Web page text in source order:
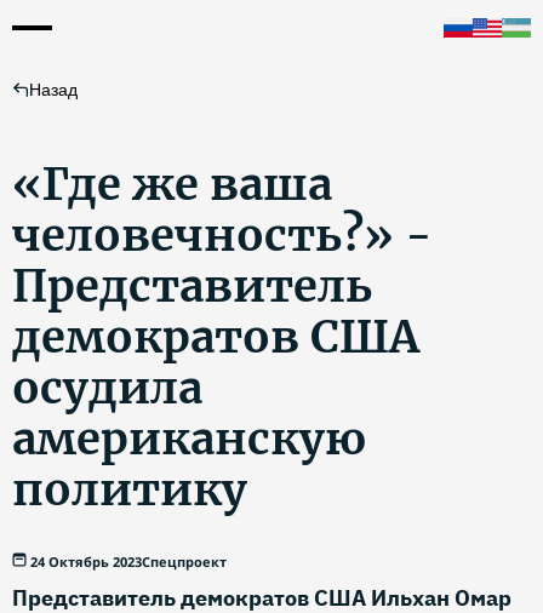
Назад
«Где же ваша
человечность?» -
Представитель
демократов США
осудила
американскую
политику
24 Октябрь 2023Спецпроект
Представитель демократов США Ильхан Омар